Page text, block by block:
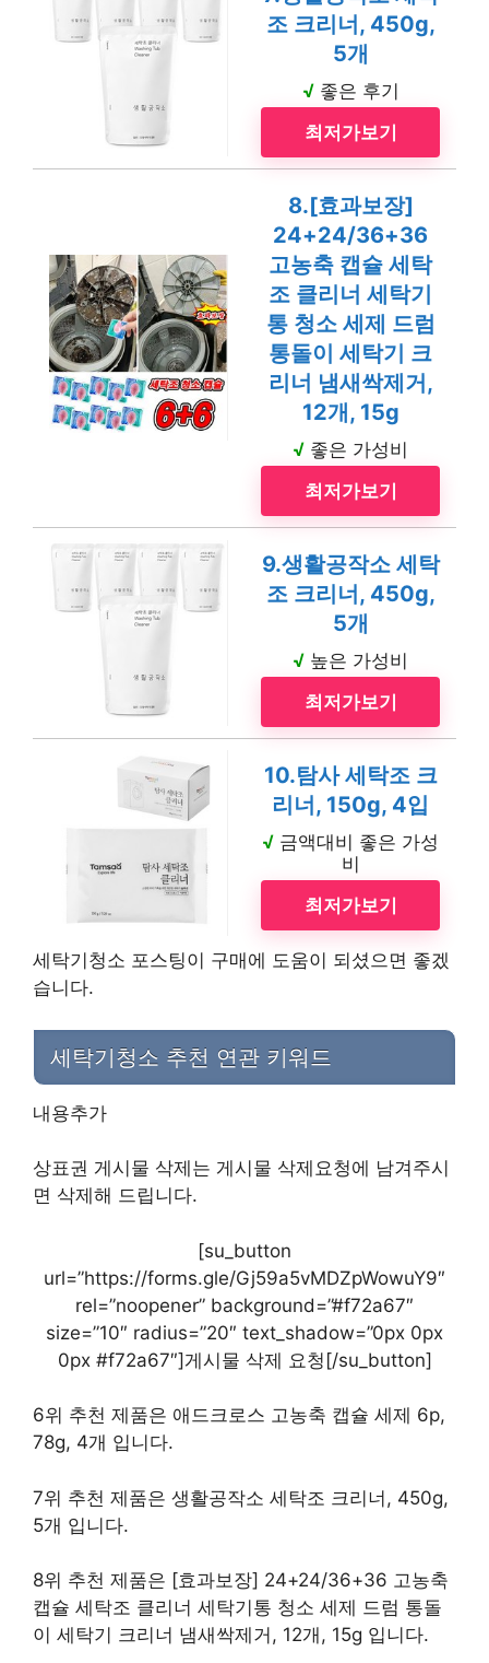
조 크리너, 450g,
5개
√좋은 후기
최저가보기
8.[효과보장]
24+24/36+36
고농축 캡슐 세탁
조 클리너 세탁기
통 청소 세제 드럼
통돌이 세탁기 크
리너 냄새싹제거,
12개, 15g
√ 좋은 가성비
최저가보기
9.생활공작소 세탁
조 크리너, 450g,
5개
√ 높은 가성비
최저가보기
10.탐사 세탁조 크
리너, 150g, 4입
√ 금액대비 좋은 가성
비
최저가보기
세탁기청소 포스팅이 구매에 도움이 되셨으면 좋겠
습니다.
세탁기청소 추천 연관 키워드
내용추가
상표권 게시물 삭제는 게시물 삭제요청에 남겨주시
면 삭제해 드립니다.
[su_button
url=”https://forms.gle/Gj59a5vMDZpWowuY9″
rel=”noopener” background=”#f72a67″
size=”10″ radius=”20″ text_shadow=”0px 0px
0px #f72a67″]게시물 삭제 요청[/su_button]
6위 추천 제품은 애드크로스 고농축 캡슐 세제 6p,
78g, 4개 입니다.
7위 추천 제품은 생활공작소 세탁조 크리너, 450g,
5개 입니다.
8위 추천 제품은 [효과보장] 24+24/36+36 고농축
캡슐 세탁조 클리너 세탁기통 청소 세제 드럼 통돌
이 세탁기 크리너 냄새싹제거, 12개, 15g 입니다.